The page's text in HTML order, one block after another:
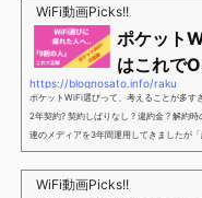
谷さんキャンペーン／2回線目以降でもOK
け」とも思えるポイントばら撒きキャン
別招待ページから楽天モバイ...
WiFi動画Picks!!
ポケット
はこれで
https://blognosato.info/raku
ポケットWiFi選びって、考えることが多す
2年契約? 契約しばりなし ? 違約金 ? 解約
連のメディアを3年間運用してきましたが
ということで、「ポケットWiFi選びに疲れ
解】を用意しました。ポケットWiFiのヘビ
のなので、「多...
WiFi動画Picks!!